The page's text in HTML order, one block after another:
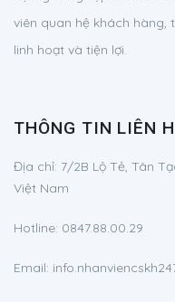
viên quan hệ khách
linh hoạt và tiện lợi.
THÔNG TIN LIÊN
Địa chỉ: 7/2B Lộ Tẻ, Tân
Việt Nam
Hotline: 0847.88.00.29
Email: